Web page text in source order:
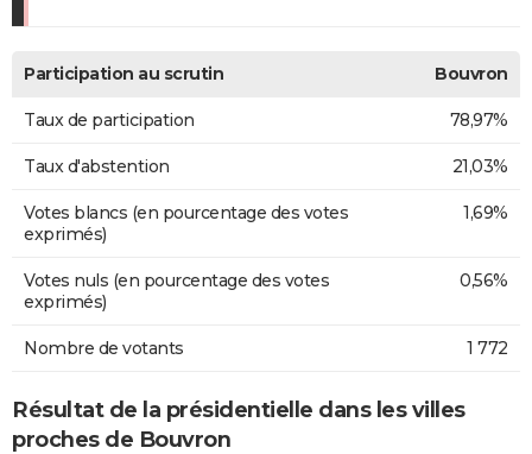
Participation au scrutin Bouvron
Taux de participation 78,97%
Taux d'abstention 21,03%
Votes blancs (en pourcentage des votes
exprimés)
1,69%
Votes nuls (en pourcentage des votes
exprimés)
0,56%
Nombre de votants 1 772
Résultat de la présidentielle dans les villes
proches de Bouvron